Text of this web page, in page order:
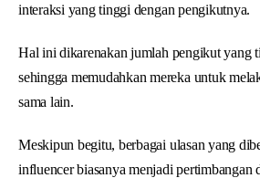
interaksi yang tinggi dengan pengikutnya.
Hal ini dikarenakan jumlah pengikut yang
sehingga memudahkan mereka untuk
sama lain.
Meskipun begitu, berbagai ulasan yang
influencer biasanya menjadi pertimbangan